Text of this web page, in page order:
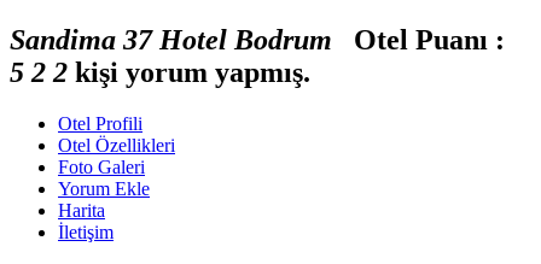
Sandima 37 Hotel Bodrum
Otel Puanı :
5 2 2 kişi yorum yapmış.
Otel Profili
Otel Özellikleri
Foto Galeri
Yorum Ekle
Harita
İletişim